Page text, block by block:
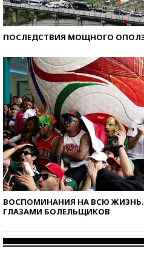
ПОСЛЕДСТВИЯ МОЩНОГО
ВОСПОМИНАНИЯ НА ВСЮ
ГЛАЗАМИ БОЛЕЛЬЩИКОВ